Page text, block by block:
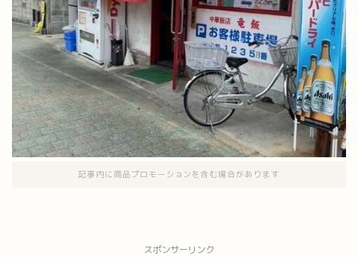
記事内に商品プロモーションを含む場合があります
スポンサーリンク